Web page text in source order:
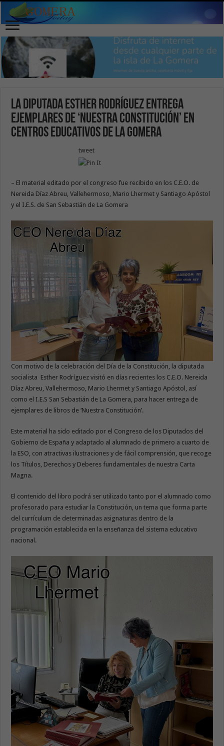
La diputada Esther Rodríguez entrega
ejemplares de ‘Nuestra Constitución’ en
centros educativos de La Gomera
tweet
– El material editado por el congreso fue recibido en los C.E.O. de
Nereida Díaz Abreu, Vallehermoso, Mario Lhermet y Santiago Apóstol
y el I.E.S. de San Sebastián de La Gomera
Con motivo de la celebración del Día de la Constitución, la diputada
socialista Esther Rodríguez visitó en días recientes los C.E.O. Nereida
Díaz Abreu, Vallehermoso, Mario Lhermet y Santiago Apóstol, así
como el I.E.S San Sebastián de La Gomera, para hacer entrega de
ejemplares de libros de ‘Nuestra Constitución’.
Este material ha sido editado por el Congreso de los Diputados del
Gobierno de España y adaptado al alumnado de primero a cuarto de
la ESO, con atractivas ilustraciones y de fácil comprensión, que recoge
los Títulos, Derechos y Deberes fundamentales de nuestra Carta
Magna.
El contenido del libro podrá ser utilizado tanto por el alumnado como
profesorado para estudiar la Constitución, un tema que forma parte
del currículum de determinadas asignaturas dentro de la
programación establecida en la enseñanza del sistema educativo
nacional.